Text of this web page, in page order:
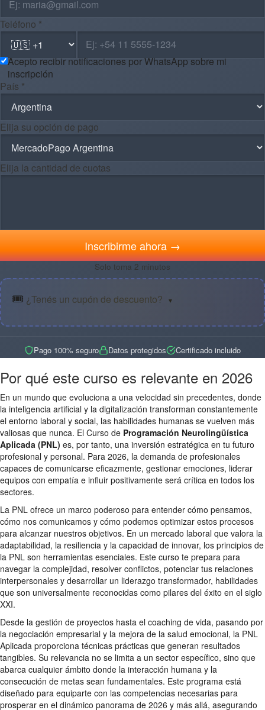
Teléfono *
Acepto recibir notificaciones por WhatsApp sobre mi
inscripción
País *
Elija su opción de pago
Elija la cantidad de cuotas
Inscribirme ahora →
Solo toma 2 minutos
🎟️ ¿Tenés un cupón de descuento? ▼
Pago 100% seguro Datos protegidos Certificado incluido
Por qué este curso es relevante en 2026
En un mundo que evoluciona a una velocidad sin precedentes, donde
la inteligencia artificial y la digitalización transforman constantemente
el entorno laboral y social, las habilidades humanas se vuelven más
valiosas que nunca. El Curso de Programación Neurolingüística
Aplicada (PNL) es, por tanto, una inversión estratégica en tu futuro
profesional y personal. Para 2026, la demanda de profesionales
capaces de comunicarse eficazmente, gestionar emociones, liderar
equipos con empatía e influir positivamente será crítica en todos los
sectores.
La PNL ofrece un marco poderoso para entender cómo pensamos,
cómo nos comunicamos y cómo podemos optimizar estos procesos
para alcanzar nuestros objetivos. En un mercado laboral que valora la
adaptabilidad, la resiliencia y la capacidad de innovar, los principios de
la PNL son herramientas esenciales. Este curso te prepara para
navegar la complejidad, resolver conflictos, potenciar tus relaciones
interpersonales y desarrollar un liderazgo transformador, habilidades
que son universalmente reconocidas como pilares del éxito en el siglo
XXI.
Desde la gestión de proyectos hasta el coaching de vida, pasando por
la negociación empresarial y la mejora de la salud emocional, la PNL
Aplicada proporciona técnicas prácticas que generan resultados
tangibles. Su relevancia no se limita a un sector específico, sino que
abarca cualquier ámbito donde la interacción humana y la
consecución de metas sean fundamentales. Este programa está
diseñado para equiparte con las competencias necesarias para
prosperar en el dinámico panorama de 2026 y más allá, asegurando